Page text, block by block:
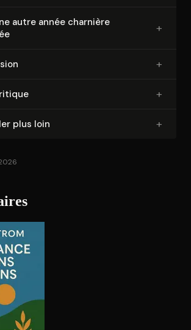
autre année charnière
+
+
+
plus loin +